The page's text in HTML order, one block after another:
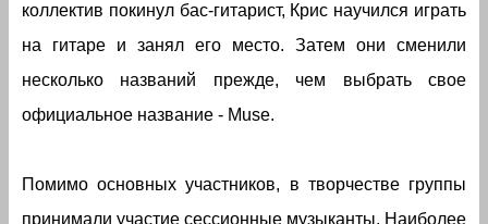
коллектив покинул бас-гитарист, Крис научился играть
на гитаре и занял его место. Затем они сменили
несколько названий прежде, чем выбрать свое
официальное название - Muse.
Помимо основных участников, в творчестве группы
принимали участие сессионные музыканты. Наиболее